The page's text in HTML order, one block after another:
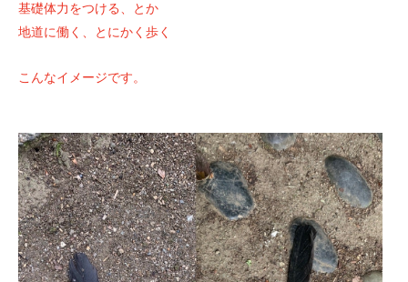
基礎体力をつける、とか
地道に働く、とにかく歩く
こんなイメージです。